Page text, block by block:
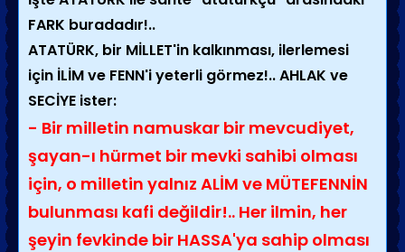
FARK buradadır!..
ATATÜRK, bir MİLLET'in kalkınması, ilerlemesi
için İLİM ve FENN'i yeterli görmez!.. AHLAK ve
SECİYE ister:
- Bir milletin namuskar bir mevcudiyet,
şayan-ı hürmet bir mevki sahibi olması
için, o milletin yalnız ALİM ve MÜTEFENNİN
bulunması kafi değildir!.. Her ilmin, her
şeyin fevkinde bir HASSA'ya sahip olması